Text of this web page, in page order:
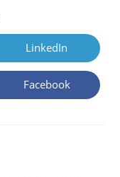
LinkedIn
Facebook